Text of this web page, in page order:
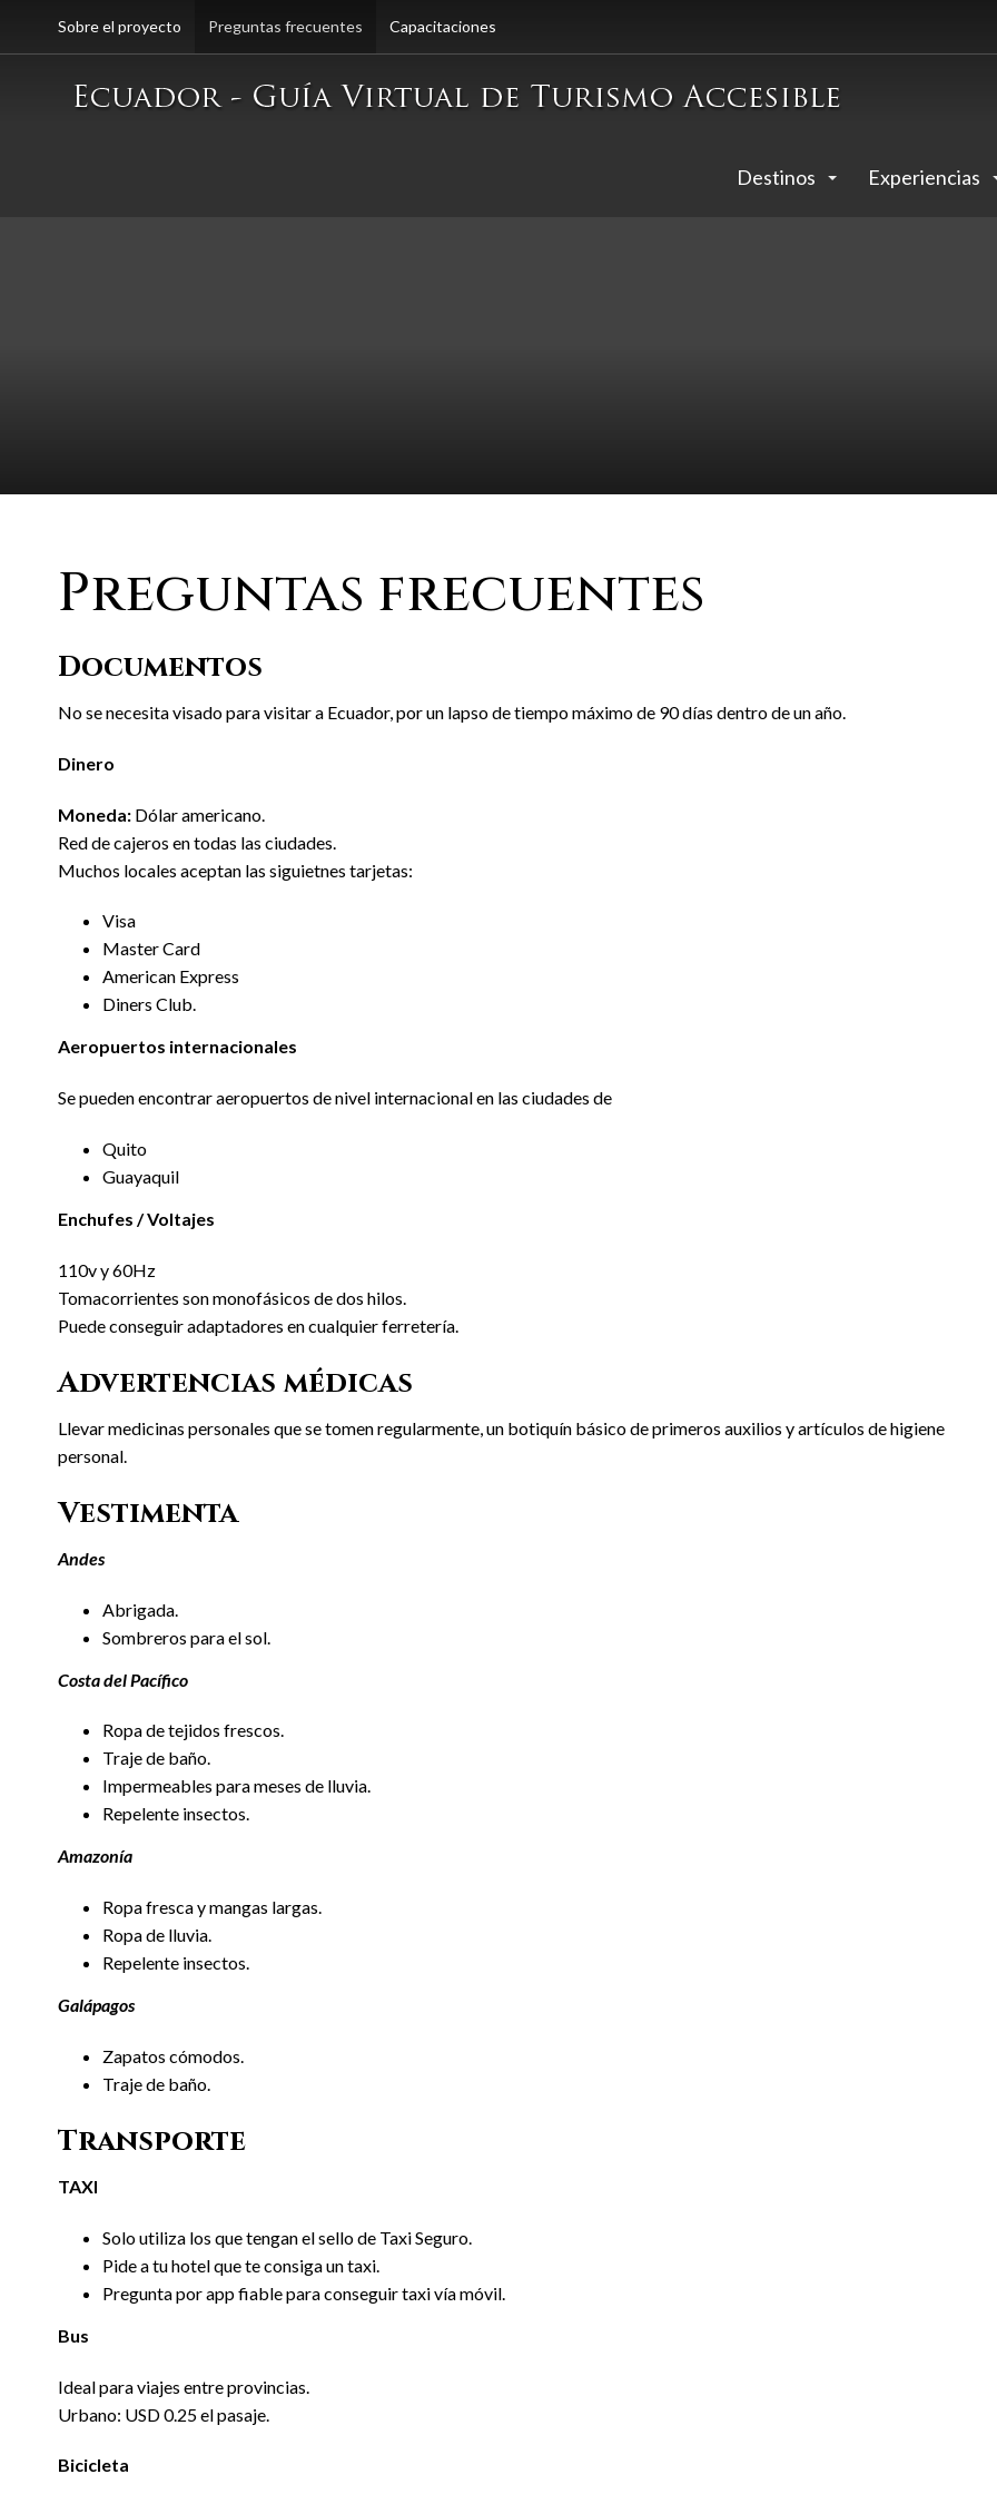
Sobre el proyecto Preguntas frecuentes Capacitaciones
Destinos Experiencias
Preguntas frecuentes
Documentos
No se necesita visado para visitar a Ecuador, por un lapso de tiempo máximo de 90 días dentro de un año.
Dinero
Moneda: Dólar americano.
Red de cajeros en todas las ciudades.
Muchos locales aceptan las siguietnes tarjetas:
Visa
Master Card
American Express
Diners Club.
Aeropuertos internacionales
Se pueden encontrar aeropuertos de nivel internacional en las ciudades de
Quito
Guayaquil
Enchufes / Voltajes
110v y 60Hz
Tomacorrientes son monofásicos de dos hilos.
Puede conseguir adaptadores en cualquier ferretería.
Advertencias médicas
Llevar medicinas personales que se tomen regularmente, un botiquín básico de primeros auxilios y artículos de higiene
personal.
Vestimenta
Andes
Abrigada.
Sombreros para el sol.
Costa del Pacífico
Ropa de tejidos frescos.
Traje de baño.
Impermeables para meses de lluvia.
Repelente insectos.
Amazonía
Ropa fresca y mangas largas.
Ropa de lluvia.
Repelente insectos.
Galápagos
Zapatos cómodos.
Traje de baño.
Transporte
TAXI
Solo utiliza los que tengan el sello de Taxi Seguro.
Pide a tu hotel que te consiga un taxi.
Pregunta por app fiable para conseguir taxi vía móvil.
Bus
Ideal para viajes entre provincias.
Urbano: USD 0.25 el pasaje.
Bicicleta